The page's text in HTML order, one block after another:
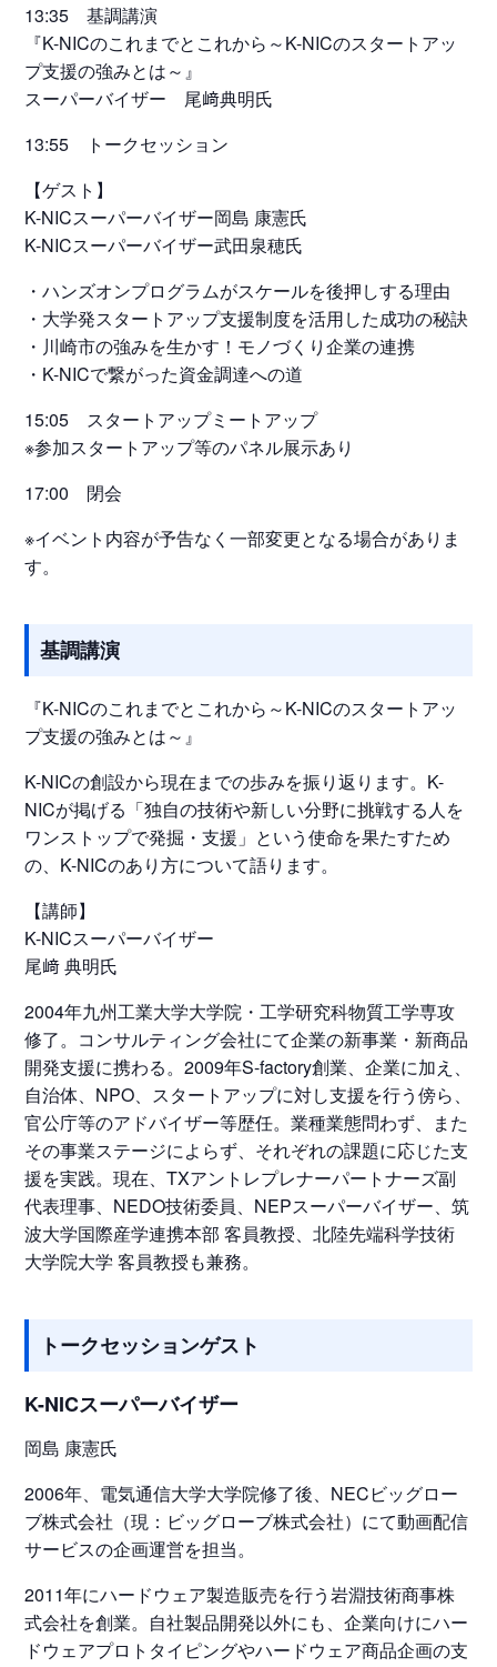
13:35 基調講演
『K-NICのこれまでとこれから～K-NICのスタートアッ
プ支援の強みとは～』
スーパーバイザー 尾﨑典明氏
13:55 トークセッション
【ゲスト】
K-NICスーパーバイザー岡島 康憲氏
K-NICスーパーバイザー武田泉穂氏
・ハンズオンプログラムがスケールを後押しする理由
・大学発スタートアップ支援制度を活用した成功の秘訣
・川崎市の強みを生かす！モノづくり企業の連携
・K-NICで繋がった資金調達への道
15:05 スタートアップミートアップ
※参加スタートアップ等のパネル展示あり
17:00 閉会
※イベント内容が予告なく一部変更となる場合がありま
す。
基調講演
『K-NICのこれまでとこれから～K-NICのスタートアッ
プ支援の強みとは～』
K-NICの創設から現在までの歩みを振り返ります。K-
NICが掲げる「独自の技術や新しい分野に挑戦する人を
ワンストップで発掘・支援」という使命を果たすため
の、K-NICのあり方について語ります。
【講師】
K-NICスーパーバイザー
尾﨑 典明氏
2004年九州工業大学大学院・工学研究科物質工学専攻
修了。コンサルティング会社にて企業の新事業・新商品
開発支援に携わる。2009年S-factory創業、企業に加え、
自治体、NPO、スタートアップに対し支援を行う傍ら、
官公庁等のアドバイザー等歴任。業種業態問わず、また
その事業ステージによらず、それぞれの課題に応じた支
援を実践。現在、TXアントレプレナーパートナーズ副
代表理事、NEDO技術委員、NEPスーパーバイザー、筑
波大学国際産学連携本部 客員教授、北陸先端科学技術
大学院大学 客員教授も兼務。
トークセッションゲスト
K-NICスーパーバイザー
岡島 康憲氏
2006年、電気通信大学大学院修了後、NECビッグロー
ブ株式会社（現：ビッグローブ株式会社）にて動画配信
サービスの企画運営を担当。
2011年にハードウェア製造販売を行う岩淵技術商事株
式会社を創業。自社製品開発以外にも、企業向けにハー
ドウェアプロトタイピングやハードウェア商品企画の支